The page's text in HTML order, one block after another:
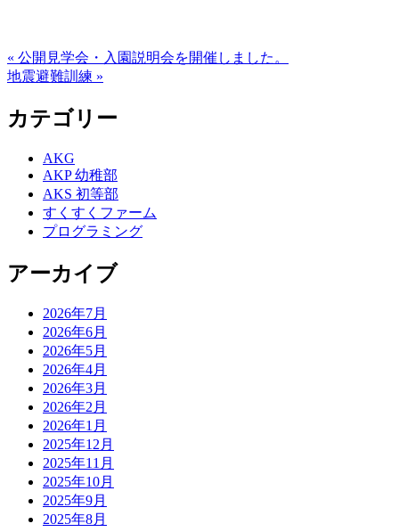
« 公開見学会・入園説明会を開催しました。
地震避難訓練 »
カテゴリー
AKG
AKP 幼稚部
AKS 初等部
すくすくファーム
プログラミング
アーカイブ
2026年7月
2026年6月
2026年5月
2026年4月
2026年3月
2026年2月
2026年1月
2025年12月
2025年11月
2025年10月
2025年9月
2025年8月